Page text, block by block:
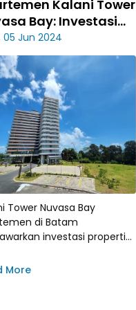
Kalani Tower
Bay: Investasi
Strategis Dekat
05 Jun 2024
Tower Nuvasa Bay
di Batam
investasi properti
pemandangan indah,
More